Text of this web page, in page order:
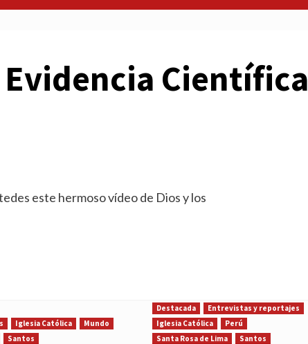
Científica
este hermoso vídeo de Dios y los
Iglesia Católica
Mundo
Santos
Destacada
Entrevistas y reportajes
Iglesia Católica
Perú
Santa Rosa de Lima
Santos